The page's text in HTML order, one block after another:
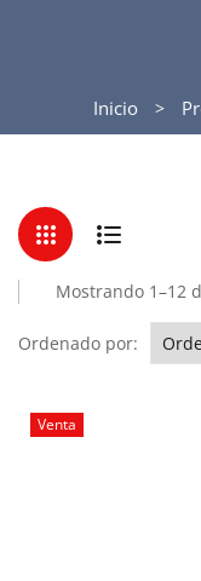
Inicio
Mostrando 1–12
Ordenado por:
Venta